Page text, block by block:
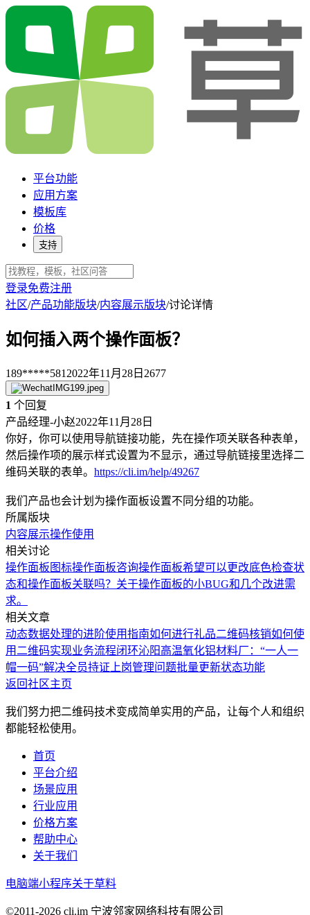
平台功能
应用方案
模板库
价格
支持
登录免费注册
社区/产品功能版块/内容展示版块/讨论详情
如何插入两个操作面板？
189*****581 2022年11月28日 2677
1 个回复
产品经理-小赵2022年11月28日
你好，你可以使用导航链接功能，先在操作项关联各种表单，
然后操作项的展示样式设置为不显示，通过导航链接里选择二
维码关联的表单。 https://cli.im/help/49267
我们产品也会计划为操作面板设置不同分组的功能。
所属版块
内容展示操作使用
相关讨论
操作面板图标操作面板咨询操作面板希望可以更改底色检查状
态和操作面板关联吗？ 关于操作面板的小BUG和几个改进需
求。
相关文章
动态数据处理的进阶使用指南如何进行礼品二维码核销如何使
用二维码实现业务流程闭环沁阳高温氧化铝材料厂：“一人一
帽一码”解决全员持证上岗管理问题批量更新状态功能
返回社区主页
我们努力把二维码技术变成简单实用的产品，让每个人和组织
都能轻松使用。
首页
平台介绍
场景应用
行业应用
价格方案
帮助中心
关于我们
电脑端小程序关于草料
©2011-2026 cli.im 宁波邻家网络科技有限公司